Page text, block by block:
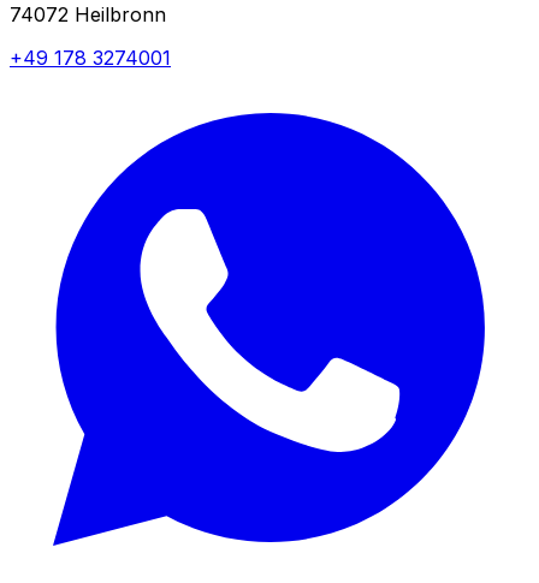
74072 Heilbronn
+49 178 3274001